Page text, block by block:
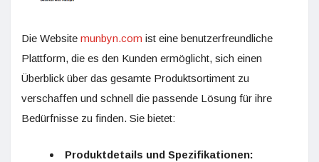
Die Website munbyn.com ist eine benutzerfreundliche
Plattform, die es den Kunden ermöglicht, sich einen
Überblick über das gesamte Produktsortiment zu
verschaffen und schnell die passende Lösung für ihre
Bedürfnisse zu finden. Sie bietet:
Produktdetails und Spezifikationen: